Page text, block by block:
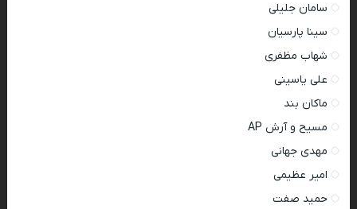
سامان جلیلی
سینا پارسیان
شهاب مظفری
علی یاسینی
ماکان بند
مسیح و آرش AP
مهدی جهانی
امیر عظیمی
حمید صفت